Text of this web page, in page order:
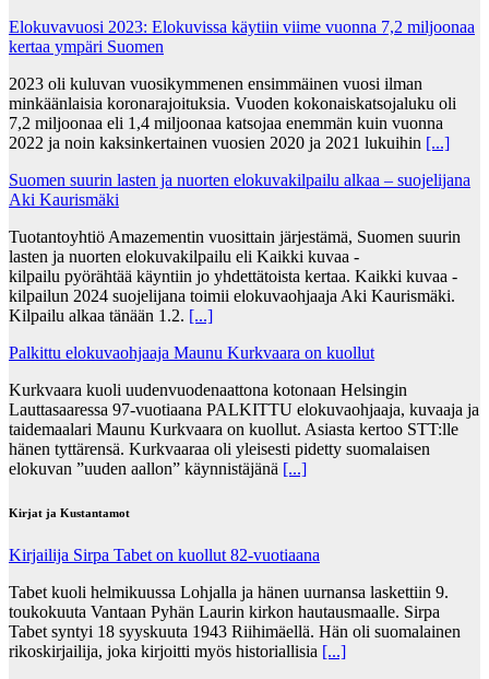
Elokuvavuosi 2023: Elokuvissa käytiin viime vuonna 7,2 miljoonaa
kertaa ympäri Suomen
2023 oli kuluvan vuosikymmenen ensimmäinen vuosi ilman
minkäänlaisia koronarajoituksia. Vuoden kokonaiskatsojaluku oli
7,2 miljoonaa eli 1,4 miljoonaa katsojaa enemmän kuin vuonna
2022 ja noin kaksinkertainen vuosien 2020 ja 2021 lukuihin [...]
Suomen suurin lasten ja nuorten elokuvakilpailu alkaa – suojelijana
Aki Kaurismäki
Tuotantoyhtiö Amazementin vuosittain järjestämä, Suomen suurin
lasten ja nuorten elokuvakilpailu eli Kaikki kuvaa -
kilpailu pyörähtää käyntiin jo yhdettätoista kertaa. Kaikki kuvaa -
kilpailun 2024 suojelijana toimii elokuvaohjaaja Aki Kaurismäki.
Kilpailu alkaa tänään 1.2. [...]
Palkittu elokuvaohjaaja Maunu Kurkvaara on kuollut
Kurkvaara kuoli uudenvuodenaattona kotonaan Helsingin
Lauttasaaressa 97-vuotiaana PALKITTU elokuvaohjaaja, kuvaaja ja
taidemaalari Maunu Kurkvaara on kuollut. Asiasta kertoo STT:lle
hänen tyttärensä. Kurkvaaraa oli yleisesti pidetty suomalaisen
elokuvan ”uuden aallon” käynnistäjänä [...]
Kirjat ja Kustantamot
Kirjailija Sirpa Tabet on kuollut 82-vuotiaana
Tabet kuoli helmikuussa Lohjalla ja hänen uurnansa laskettiin 9.
toukokuuta Vantaan Pyhän Laurin kirkon hautausmaalle. Sirpa
Tabet syntyi 18 syyskuuta 1943 Riihimäellä. Hän oli suomalainen
rikoskirjailija, joka kirjoitti myös historiallisia [...]